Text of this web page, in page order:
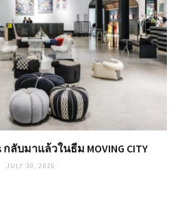
ลับมาแล้วในธีม MOVING CITY
JULY 30, 2026